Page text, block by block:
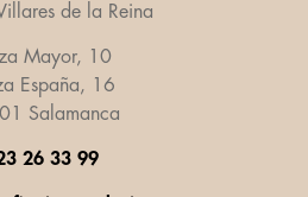
de la Reina
Mayor, 10
España, 16
Salamanca
26 33 99